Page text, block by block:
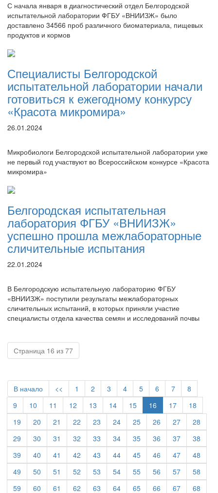
С начала января в диагностический отдел Белгородской
испытательной лаборатории ФГБУ «ВНИИЗЖ» было
доставлено 34566 проб различного биоматериала, пищевых
продуктов и кормов
Специалисты Белгородской
испытательной лаборатории начали
готовиться к ежегодному конкурсу
«Красота микромира»
26.01.2024
Микробиологи Белгородской испытательной лаборатории уже
не первый год участвуют во Всероссийском конкурсе «Красота
микромира»
Белгородская испытательная
лаборатория ФГБУ «ВНИИЗЖ»
успешно прошла межлабораторные
сличительные испытания
22.01.2024
В Белгородскую испытательную лабораторию ФГБУ
«ВНИИЗЖ» поступили результаты межлабораторных
сличительных испытаний, в которых приняли участие
специалисты отдела качества семян и исследований почвы
Страница 16 из 77
В начало << 1 2 3 4 5 6 7
8
9
10 11 12 13 14 15 16 17
18
19
20 21 22 23 24 25 26 27
28
29
30 31 32 33 34 35 36 37
38
39
40 41 42 43 44 45 46 47
48
49
50 51 52 53 54 55 56 57
58
59
60 61 62 63 64 65 66 67 68